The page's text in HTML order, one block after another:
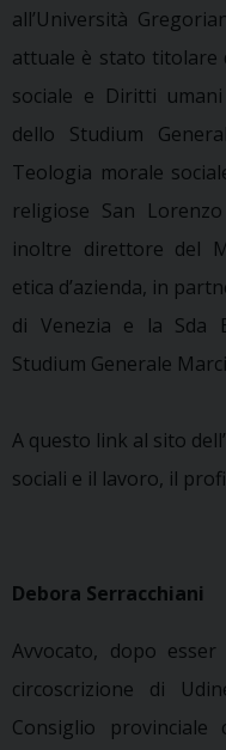
all’Università
attuale è stato titolare
sociale e Diritti
dello Studium
Teologia morale
religiose San
inoltre direttore del
etica d’azienda, in
di Venezia e la Sda
Studium Generale
A questo link al sito
sociali e il lavoro, il
Debora Serracchiani
Avvocato, dopo
circoscrizione di
Consiglio